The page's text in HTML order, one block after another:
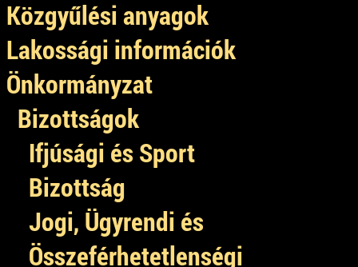
Közgyűlési anyagok
Lakossági információk
Önkormányzat
Bizottságok
Ifjúsági és Sport
Bizottság
Jogi, Ügyrendi és
Összeférhetetlenségi